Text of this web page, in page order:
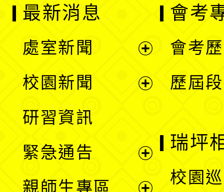
最新消息
處室新聞
單
校園新聞
選
研習資訊
緊急通告
親師生專區
會考
會考
歷屆
瑞坪
校園